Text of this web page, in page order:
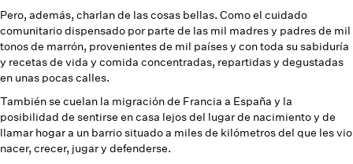
Pero, además, charlan de las cosas bellas. Como el cuidado
comunitario dispensado por parte de las mil madres y padres de mil
tonos de marrón, provenientes de mil países y con toda su sabiduría
y recetas de vida y comida concentradas, repartidas y degustadas
en unas pocas calles.
También se cuelan la migración de Francia a España y la
posibilidad de sentirse en casa lejos del lugar de nacimiento y de
llamar hogar a un barrio situado a miles de kilómetros del que les vio
nacer, crecer, jugar y defenderse.